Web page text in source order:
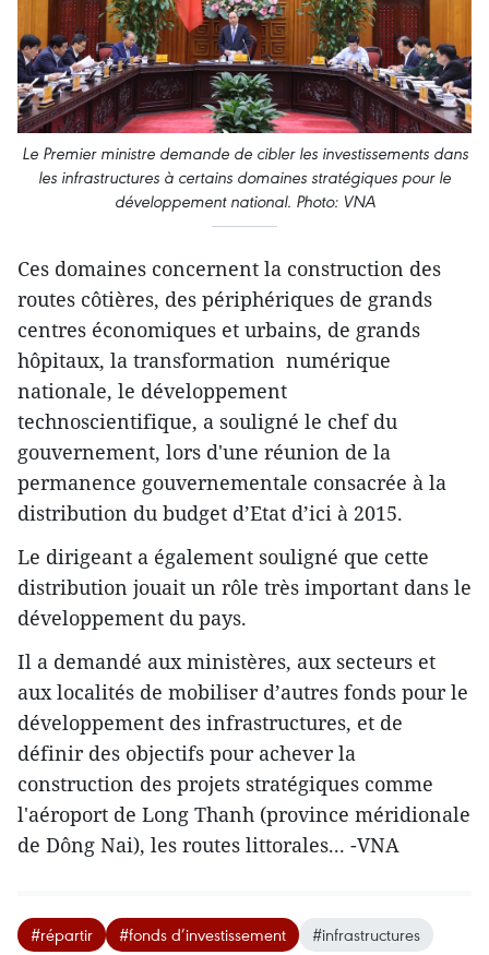
Le Premier ministre demande de cibler les investissements dans
les infrastructures à certains domaines stratégiques pour le
développement national. Photo: VNA
Ces domaines concernent la construction des
routes côtières, des périphériques de grands
centres économiques et urbains, de grands
hôpitaux, la transformation numérique
nationale, le développement
technoscientifique, a souligné le chef du
gouvernement, lors d'une réunion de la
permanence gouvernementale consacrée à la
distribution du budget d’Etat d’ici à 2015.
Le dirigeant a également souligné que cette
distribution jouait un rôle très important dans le
développement du pays.
Il a demandé aux ministères, aux secteurs et
aux localités de mobiliser d’autres fonds pour le
développement des infrastructures, et de
définir des objectifs pour achever la
construction des projets stratégiques comme
l'aéroport de Long Thanh (province méridionale
de Dông Nai), les routes littorales... -VNA
#répartir #fonds d’investissement #infrastructures